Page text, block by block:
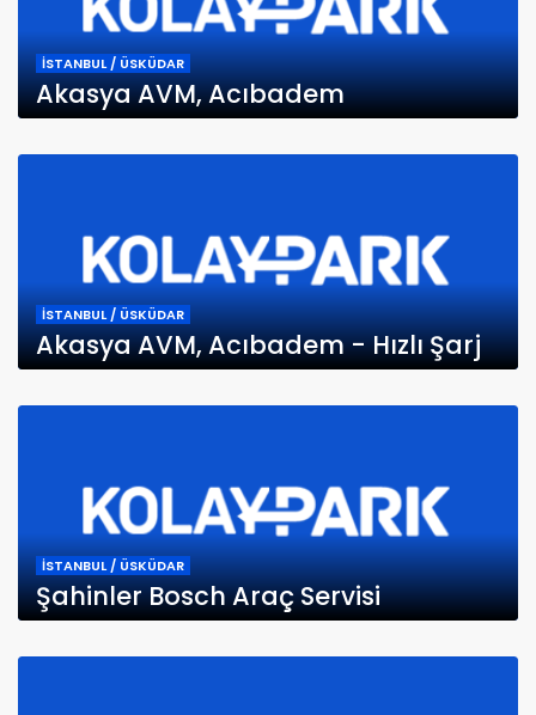
İSTANBUL / ÜSKÜDAR
Akasya AVM, Acıbadem
İSTANBUL / ÜSKÜDAR
Akasya AVM, Acıbadem - Hızlı Şarj
İSTANBUL / ÜSKÜDAR
Şahinler Bosch Araç Servisi